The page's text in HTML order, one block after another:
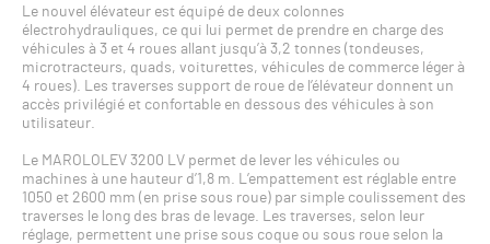
Le nouvel élévateur est équipé de deux colonnes
électrohydrauliques, ce qui lui permet de prendre en charge des
véhicules à 3 et 4 roues allant jusqu’à 3,2 tonnes (tondeuses,
microtracteurs, quads, voiturettes, véhicules de commerce léger à
4 roues). Les traverses support de roue de l’élévateur donnent un
accès privilégié et confortable en dessous des véhicules à son
utilisateur.
Le MAROLOLEV 3200 LV permet de lever les véhicules ou
machines à une hauteur d’1,8 m. L’empattement est réglable entre
1050 et 2600 mm (en prise sous roue) par simple coulissement des
traverses le long des bras de levage. Les traverses, selon leur
réglage, permettent une prise sous coque ou sous roue selon la